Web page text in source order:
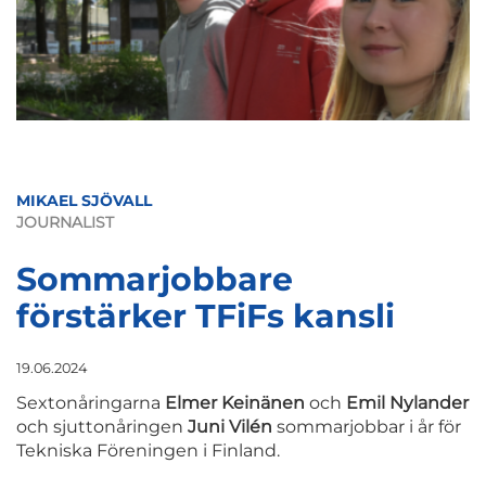
MIKAEL SJÖVALL
JOURNALIST
Sommarjobbare
förstärker TFiFs kansli
19.06.2024
Sextonåringarna Elmer Keinänen och Emil Nylander
och sjuttonåringen Juni Vilén sommarjobbar i år för
Tekniska Föreningen i Finland.